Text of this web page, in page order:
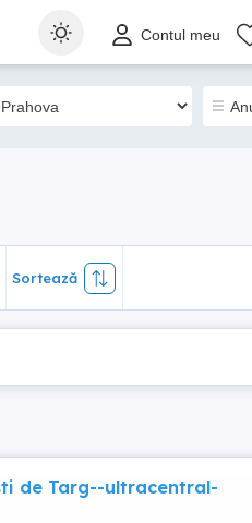
Contul meu
Sortează
Sortează
de Targ--ultracentral-